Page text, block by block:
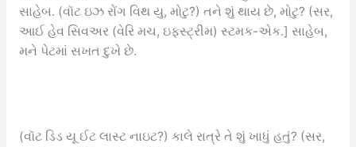
સાહેબ. (વૉટ ઇઝ રોંગ વિથ યુ, મોટુ?) તને શું થાય છે, મોટુ? (સર,
આઈ હેવ સિવઅર (વેરિ મચ, ઇફસ્ટ્રીમ) સ્ટમક-એક.] સાહેબ,
મને પેટમાં સખત દુખે છે.
(વૉટ ડિડ યૂ ઈટ લાસ્ટ નાઇટ?) કાલે રાત્રે તે શું ખાધું હતું? (સર,